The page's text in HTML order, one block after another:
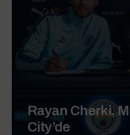
Rayan Cherki,
City’de